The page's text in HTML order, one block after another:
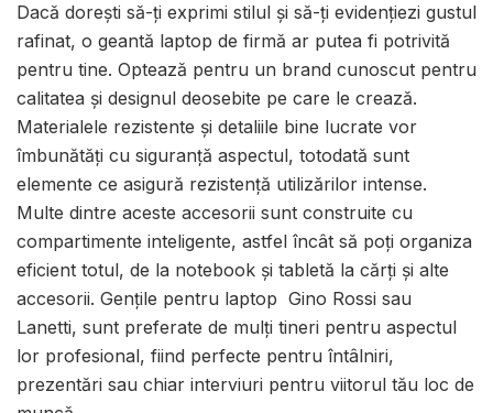
Dacă dorești să-ți exprimi stilul și să-ți evidențiezi gustul
rafinat, o geantă laptop de firmă ar putea fi potrivită
pentru tine. Optează pentru un brand cunoscut pentru
calitatea și designul deosebite pe care le crează.
Materialele rezistente și detaliile bine lucrate vor
îmbunătăți cu siguranță aspectul, totodată sunt
elemente ce asigură rezistență utilizărilor intense.
Multe dintre aceste accesorii sunt construite cu
compartimente inteligente, astfel încât să poți organiza
eficient totul, de la notebook și tabletă la cărți și alte
accesorii. Gențile pentru laptop Gino Rossi sau
Lanetti, sunt preferate de mulți tineri pentru aspectul
lor profesional, fiind perfecte pentru întâlniri,
prezentări sau chiar interviuri pentru viitorul tău loc de